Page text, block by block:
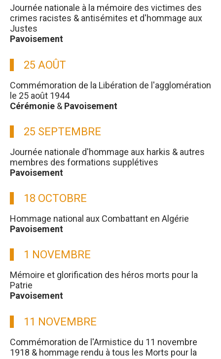
Journée nationale à la mémoire des victimes des
crimes racistes & antisémites et d'hommage aux
Justes
Pavoisement
25 AOÛT
Commémoration de la Libération de l'agglomération
le 25 août 1944
Cérémonie & Pavoisement
25 SEPTEMBRE
Journée nationale d'hommage aux harkis & autres
membres des formations supplétives
Pavoisement
18 OCTOBRE
Hommage national aux Combattant en Algérie
Pavoisement
1 NOVEMBRE
Mémoire et glorification des héros morts pour la
Patrie
Pavoisement
11 NOVEMBRE
Commémoration de l'Armistice du 11 novembre
1918 & hommage rendu à tous les Morts pour la